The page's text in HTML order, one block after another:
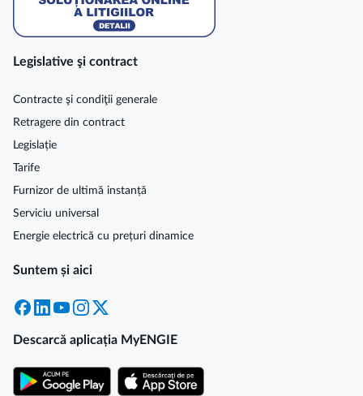
Legislative şi contract
Contracte şi condiţii generale
Retragere din contract
Legislație
Tarife
Furnizor de ultimă instanță
Serviciu universal
Energie electrică cu prețuri dinamice
Suntem și aici
Facebook
LinkedInYouTubeInstagram
Descarcă aplicația MyENGIE